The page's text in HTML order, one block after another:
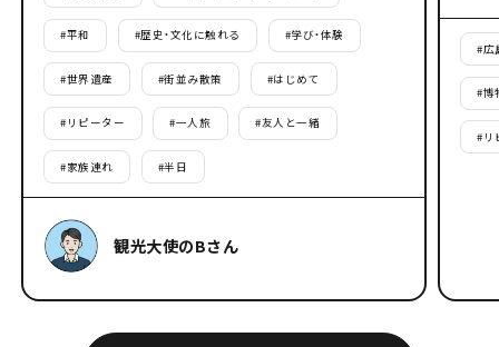
#平和 #歴史・文化に触れる #学び・体験
#世界遺産 #街並み散策 #はじめて
# リピーター #一人旅 #友人と一緒
#家族連れ #半日
観光大使のBさん
#広
#博
#